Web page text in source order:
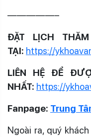
—————–
ĐẶT LỊCH
TẠI: https://
LIÊN HỆ ĐỂ
NHẤT: https://
Fanpage: Trung
Ngoài ra, quý